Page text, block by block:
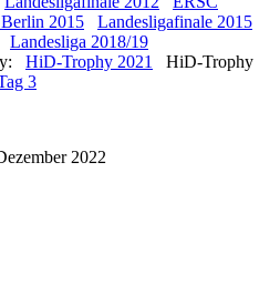
2015
Landesligafinale 2015
Landesliga 2018/19
HiD-Trophy 2021
HiD-Trophy
3
2022